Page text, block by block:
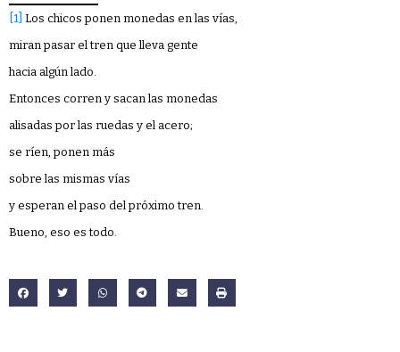
[1] Los chicos ponen monedas en las vías,
miran pasar el tren que lleva gente
hacia algún lado.
Entonces corren y sacan las monedas
alisadas por las ruedas y el acero;
se ríen, ponen más
sobre las mismas vías
y esperan el paso del próximo tren.
Bueno, eso es todo.